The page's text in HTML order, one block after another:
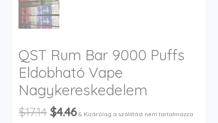
QST Rum Bar 9000 Puffs
Eldobható Vape
Nagykereskedelem
$17.14 Original
$4.46Current
& Kizárólag a szállítást nem tartalmazza